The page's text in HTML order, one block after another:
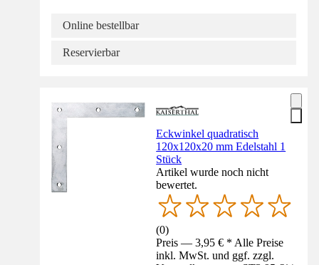
Online bestellbar
Reservierbar
Eckwinkel quadratisch
120x120x20 mm Edelstahl 1
Stück
Artikel wurde noch nicht
bewertet.
(0)
Preis — 3,95 € * Alle Preise
inkl. MwSt. und ggf. zzgl.